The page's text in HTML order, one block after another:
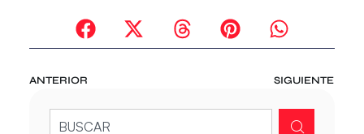
ANTERIOR SIGUIENTE